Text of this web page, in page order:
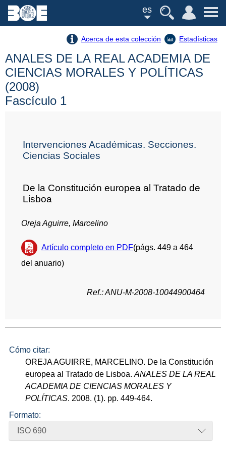
es
Acerca de esta colección Estadísticas
ANALES DE LA REAL ACADEMIA DE
CIENCIAS MORALES Y POLÍTICAS
(2008)
Fascículo 1
Intervenciones Académicas. Secciones.
Ciencias Sociales
De la Constitución europea al Tratado de
Lisboa
Oreja Aguirre, Marcelino
Artículo completo en PDF(págs. 449 a 464
del anuario)
Ref.: ANU-M-2008-10044900464
Cómo citar:
OREJA AGUIRRE, MARCELINO. De la Constitución
europea al Tratado de Lisboa.ANALES DE LA REAL
ACADEMIA DE CIENCIAS MORALES Y
POLÍTICAS. 2008. (1). pp. 449-464.
Formato:
ISO 690